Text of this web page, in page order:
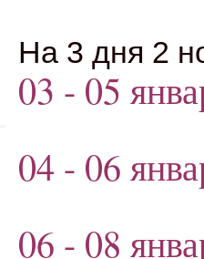
На 3 дня 2
03 - 05
04 - 06
06 - 08